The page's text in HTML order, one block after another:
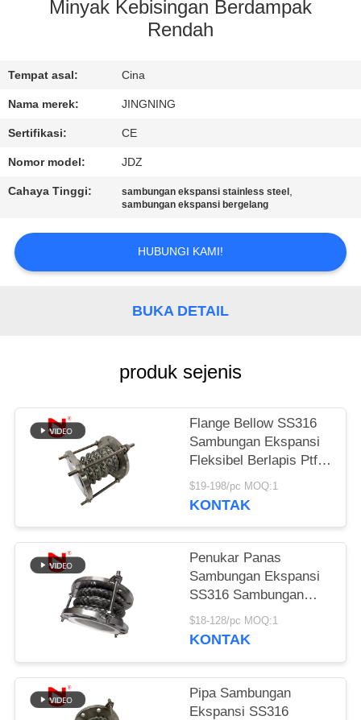
PABRIK
KUALITAS
HUBUNGI
KAMI
PERMINTAAN
KEBIJAKAN
PRIVASI
Minyak Kebisingan Berdampak
Rendah
Tempat asal: Cina
Nama merek: JINGNING
Sertifikasi: CE
Nomor model: JDZ
Cahaya Tinggi: sambungan ekspansi stainless steel ,
sambungan ekspansi bergelang
HUBUNGI KAMI!
BUKA DETAIL
produk sejenis
Flange Bellow SS316
Sambungan Ekspansi
Fleksibel Berlapis Ptfe
Tahan Tinggi
$19-198/pc MOQ:1
KONTAK
Penukar Panas
Sambungan Ekspansi
SS316 Sambungan
Ekspansi Fleksibel
Berlapis Ptfe
$18-128/pc MOQ:1
KONTAK
Pipa Sambungan
Ekspansi SS316